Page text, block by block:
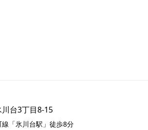
台3丁目8-15
「氷川台駅」徒歩8分